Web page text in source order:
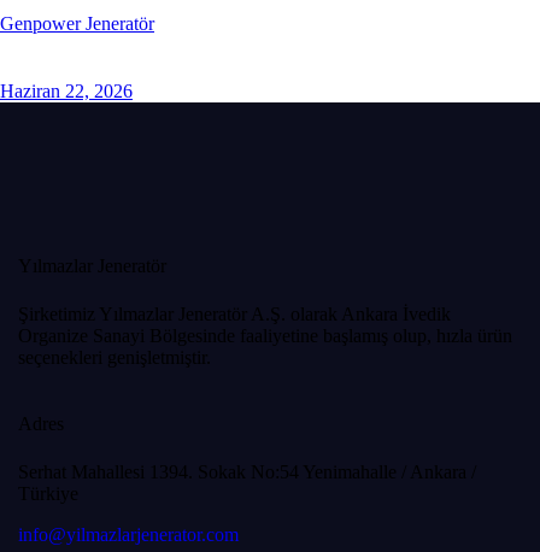
Genpower Jeneratör
Haziran 22, 2026
Yılmazlar Jeneratör
Şirketimiz Yılmazlar Jeneratör A.Ş. olarak Ankara İvedik
Organize Sanayi Bölgesinde faaliyetine başlamış olup, hızla ürün
seçenekleri genişletmiştir.
Adres
Serhat Mahallesi 1394. Sokak No:54 Yenimahalle / Ankara /
Türkiye
info@yilmazlarjenerator.com